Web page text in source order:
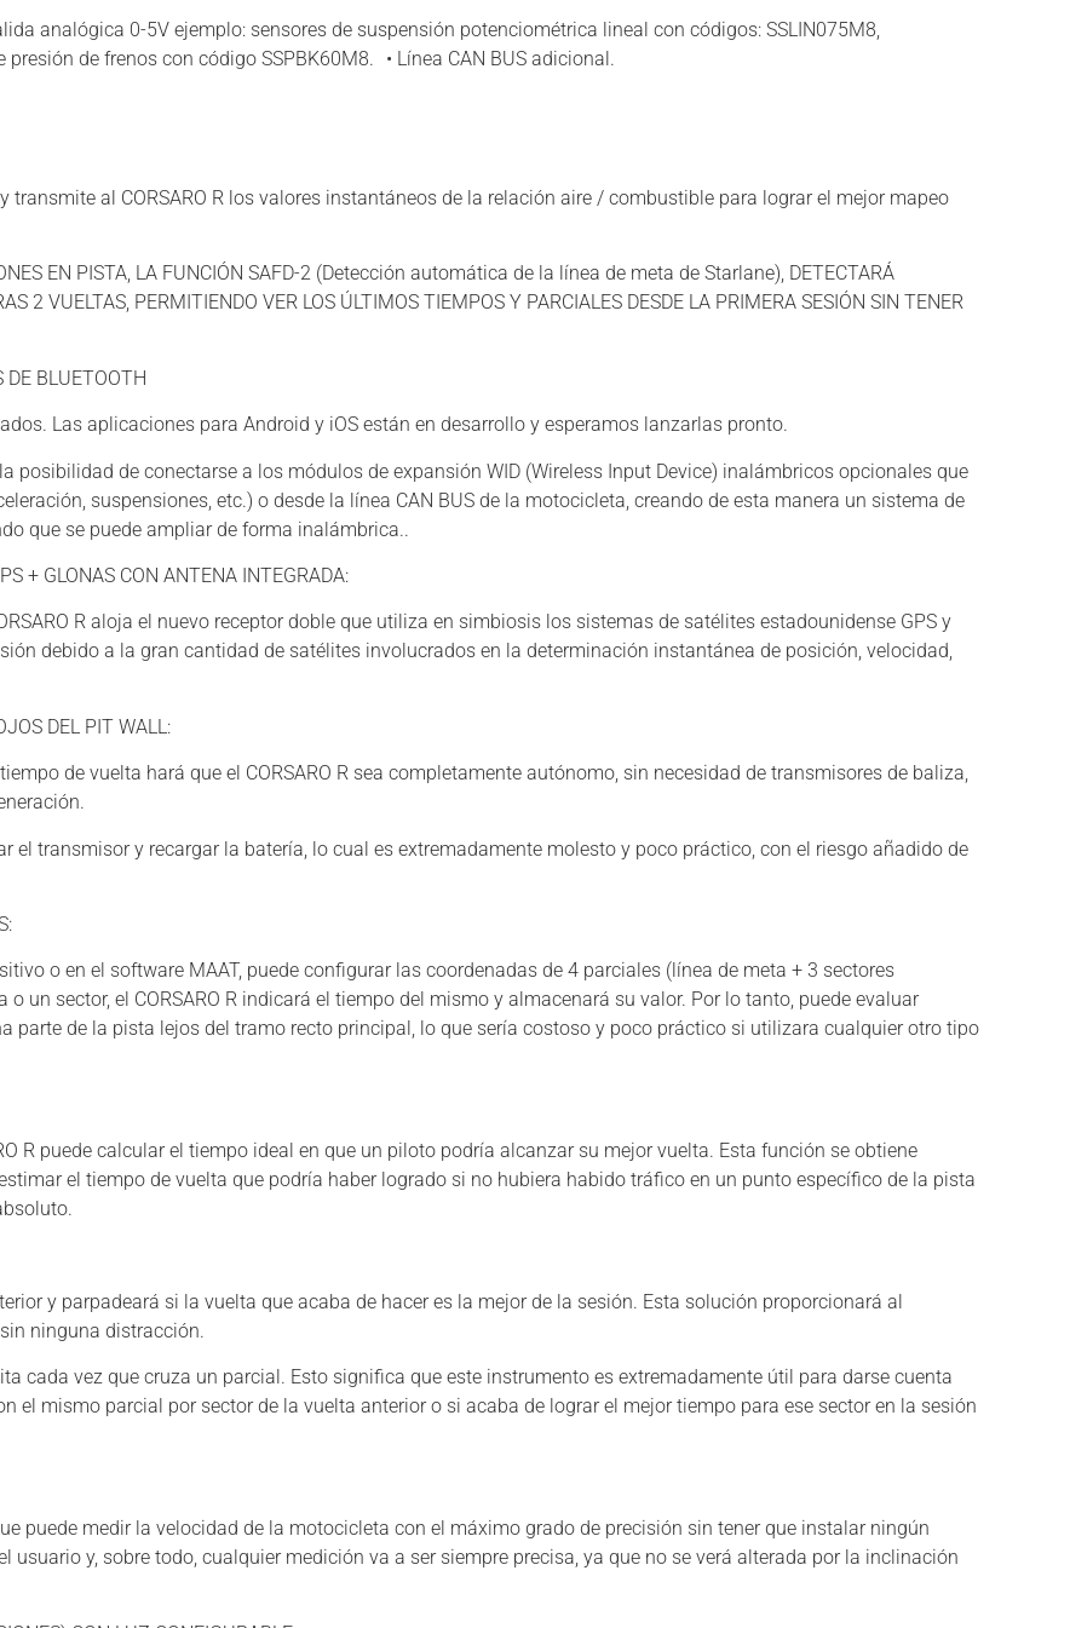
analógica 0-5V ejemplo: sensores de suspensión potenciométrica lineal con códigos: SSLIN075M8,
presión de frenos con código SSPBK60M8. • Línea CAN BUS adicional.
transmite al CORSARO R los valores instantáneos de la relación aire / combustible para lograr el mejor mapeo
EN PISTA, LA FUNCIÓN SAFD-2 (Detección automática de la línea de meta de Starlane), DETECTARÁ
2 VUELTAS, PERMITIENDO VER LOS ÚLTIMOS TIEMPOS Y PARCIALES DESDE LA PRIMERA SESIÓN SIN TENER
DE BLUETOOTH
Las aplicaciones para Android y iOS están en desarrollo y esperamos lanzarlas pronto.
posibilidad de conectarse a los módulos de expansión WID (Wireless Input Device) inalámbricos opcionales que
suspensiones, etc.) o desde la línea CAN BUS de la motocicleta, creando de esta manera un sistema de
que se puede ampliar de forma inalámbrica..
+ GLONAS CON ANTENA INTEGRADA:
R aloja el nuevo receptor doble que utiliza en simbiosis los sistemas de satélites estadounidense GPS y
debido a la gran cantidad de satélites involucrados en la determinación instantánea de posición, velocidad,
DEL PIT WALL:
de vuelta hará que el CORSARO R sea completamente autónomo, sin necesidad de transmisores de baliza,
el transmisor y recargar la batería, lo cual es extremadamente molesto y poco práctico, con el riesgo añadido de
o en el software MAAT, puede configurar las coordenadas de 4 parciales (línea de meta + 3 sectores
un sector, el CORSARO R indicará el tiempo del mismo y almacenará su valor. Por lo tanto, puede evaluar
parte de la pista lejos del tramo recto principal, lo que sería costoso y poco práctico si utilizara cualquier otro tipo
R puede calcular el tiempo ideal en que un piloto podría alcanzar su mejor vuelta. Esta función se obtiene
el tiempo de vuelta que podría haber logrado si no hubiera habido tráfico en un punto específico de la pista
y parpadeará si la vuelta que acaba de hacer es la mejor de la sesión. Esta solución proporcionará al
ninguna distracción.
cada vez que cruza un parcial. Esto significa que este instrumento es extremadamente útil para darse cuenta
el mismo parcial por sector de la vuelta anterior o si acaba de lograr el mejor tiempo para ese sector en la sesión
puede medir la velocidad de la motocicleta con el máximo grado de precisión sin tener que instalar ningún
usuario y, sobre todo, cualquier medición va a ser siempre precisa, ya que no se verá alterada por la inclinación